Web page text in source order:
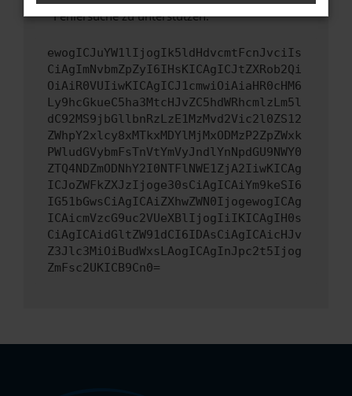
Fehlersuche zu unterstützen:
ewogICJuYW1lIjogIk5ldHdvcmtFcnJvciIs
CiAgImNvbmZpZyI6IHsKICAgICJtZXRob2Qi
OiAiR0VUIiwKICAgICJ1cmwiOiAiaHR0cHM6
Ly9hcGkueC5ha3MtcHJvZC5hdWRhcmlzLm5l
dC92MS9jbGllbnRzLzE1MzMvd2Vic2l0ZS12
ZWhpY2xlcy8xMTkxMDYlMjMxODMzP2ZpZWxk
PWludGVybmFsTnVtYmVyJndlYnNpdGU9NWY0
ZTQ4NDZmODNhY2I0NTFlNWE1ZjA2IiwKICAg
ICJoZWFkZXJzIjoge30sCiAgICAiYm9keSI6
IG51bGwsCiAgICAiZXhwZWN0IjogewogICAg
ICAicmVzcG9uc2VUeXBlIjogIiIKICAgIH0s
CiAgICAidGltZW91dCI6IDAsCiAgICAicHJv
Z3Jlc3MiOiBudWxsLAogICAgInJpc2t5Ijog
ZmFsc2UKICB9Cn0=